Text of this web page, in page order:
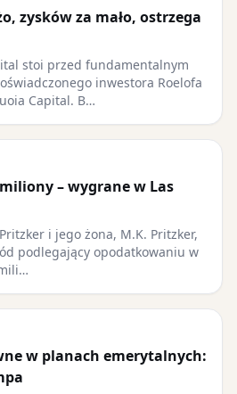
zysków za mało, ostrzega
stoi przed fundamentalnym
inwestora Roelofa
Capital. B…
– wygrane w Las
i jego żona, M.K. Pritzker,
podlegający opodatkowaniu w
w planach emerytalnych: